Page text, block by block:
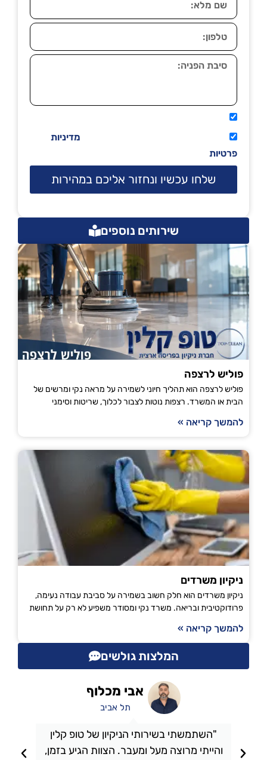
מדיניות
פרטיות
שלחו עכשיו ונחזור אליכם במהירות
שירותים נוספים
פוליש לרצפה
פוליש לרצפה הוא תהליך חיוני לשמירה על מראה נקי ומרשים של
הבית או המשרד. רצפות נוטות לצבור לכלוך, שריטות וסימני
להמשך קריאה »
ניקיון משרדים
ניקיון משרדים הוא חלק חשוב בשמירה על סביבת עבודה נעימה,
פרודוקטיבית ובריאה. משרד נקי ומסודר משפיע לא רק על תחושת
להמשך קריאה »
המלצות גולשים
"השתמשתי בשירותי הניקיון של טופ קלין
והייתי מרוצה מעל ומעבר. הצוות הגיע בזמן,
אבי מכלוף
תל אביב